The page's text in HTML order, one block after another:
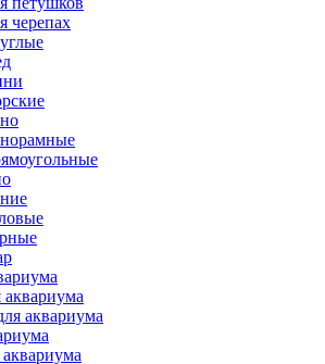
черепах
аквариума